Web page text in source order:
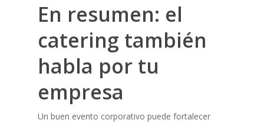
En resumen: el
catering también
habla por tu
empresa
Un buen evento corporativo puede fortalecer